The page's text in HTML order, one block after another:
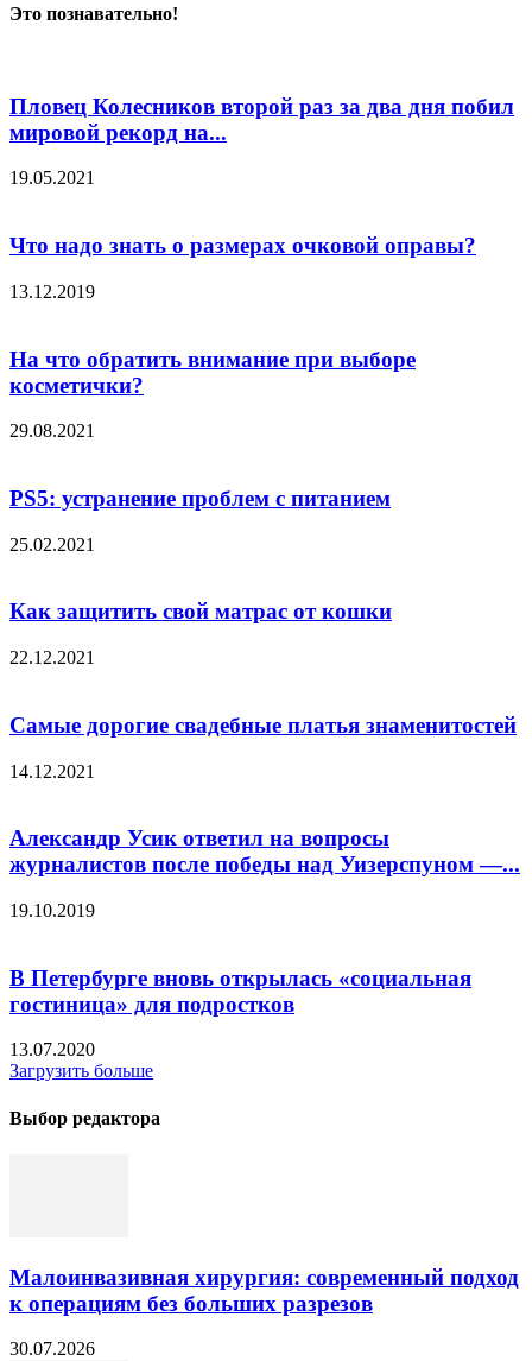
Это познавательно!
Пловец Колесников второй раз за два дня побил
мировой рекорд на...
19.05.2021
Что надо знать о размерах очковой оправы?
13.12.2019
На что обратить внимание при выборе
косметички?
29.08.2021
PS5: устранение проблем с питанием
25.02.2021
Как защитить свой матрас от кошки
22.12.2021
Самые дорогие свадебные платья знаменитостей
14.12.2021
Александр Усик ответил на вопросы
журналистов после победы над Уизерспуном —...
19.10.2019
В Петербурге вновь открылась «социальная
гостиница» для подростков
13.07.2020
Загрузить больше
Выбор редактора
Малоинвазивная хирургия: современный подход
к операциям без больших разрезов
30.07.2026